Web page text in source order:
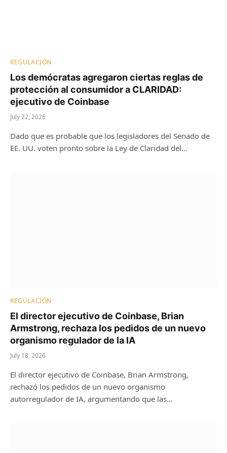
REGULACIÓN
Los demócratas agregaron ciertas reglas de
protección al consumidor a CLARIDAD:
ejecutivo de Coinbase
July 22, 2026
Dado que es probable que los legisladores del Senado de
EE. UU. voten pronto sobre la Ley de Claridad del…
REGULACIÓN
El director ejecutivo de Coinbase, Brian
Armstrong, rechaza los pedidos de un nuevo
organismo regulador de la IA
July 18, 2026
El director ejecutivo de Coinbase, Brian Armstrong,
rechazó los pedidos de un nuevo organismo
autorregulador de IA, argumentando que las…